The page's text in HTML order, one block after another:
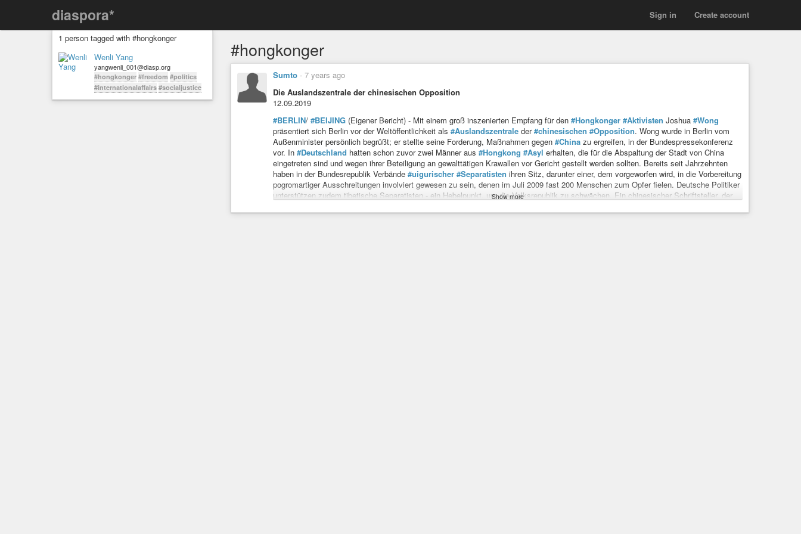
diaspora* Create account
Sign in
1 person tagged with #hongkonger
Wenli Yang
yangwenli_001@diasp.org
#hongkonger #freedom #politics
#internationalaffairs #socialjustice
#hongkonger
Sumto - 7 years ago
Die Auslandszentrale der chinesischen Opposition
12.09.2019
#BERLIN/ #BEIJING (Eigener Bericht) - Mit einem groß inszenierten Empfang für den #Hongkonger #Aktivisten Joshua #Wong
präsentiert sich Berlin vor der Weltöffentlichkeit als #Auslandszentrale der#chinesischen #Opposition. Wong wurde in Berlin vom
Außenminister persönlich begrüßt; er stellte seine Forderung, Maßnahmen gegen #China zu ergreifen, in der Bundespressekonferenz
vor. In #Deutschland hatten schon zuvor zwei Männer aus #Hongkong #Asyl erhalten, die für die Abspaltung der Stadt von China
eingetreten sind und wegen ihrer Beteiligung an gewalttätigen Krawallen vor Gericht gestellt werden sollten. Bereits seit Jahrzehnten
haben in der Bundesrepublik Verbände #uigurischer #Separatisten ihren Sitz, darunter einer, dem vorgeworfen wird, in die Vorbereitung
pogromartiger Ausschreitungen involviert gewesen zu sein, denen im Juli 2009 fast 200 Menschen zum Opfer fielen. Deutsche Politiker
unterstützen zudem tibetische Separatisten - ein Hebelpunkt, um die Volksrepublik zu schwächen. Ein chinesischer Schriftsteller, der
#Tibetabspalten
Show more